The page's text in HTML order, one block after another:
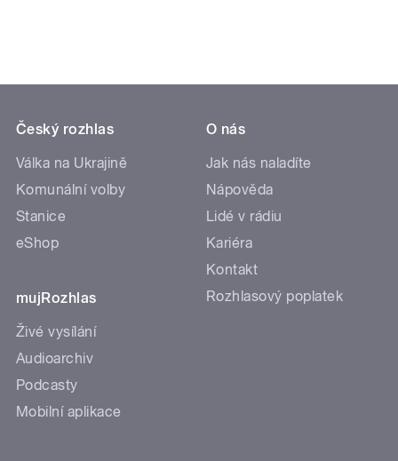
Český rozhlas
Válka na Ukrajině
Komunální volby
Stanice
eShop
mujRozhlas
Živé vysílání
Audioarchiv
Podcasty
Mobilní aplikace
O nás
Jak nás naladíte
Nápověda
Lidé v rádiu
Kariéra
Kontakt
Rozhlasový poplatek